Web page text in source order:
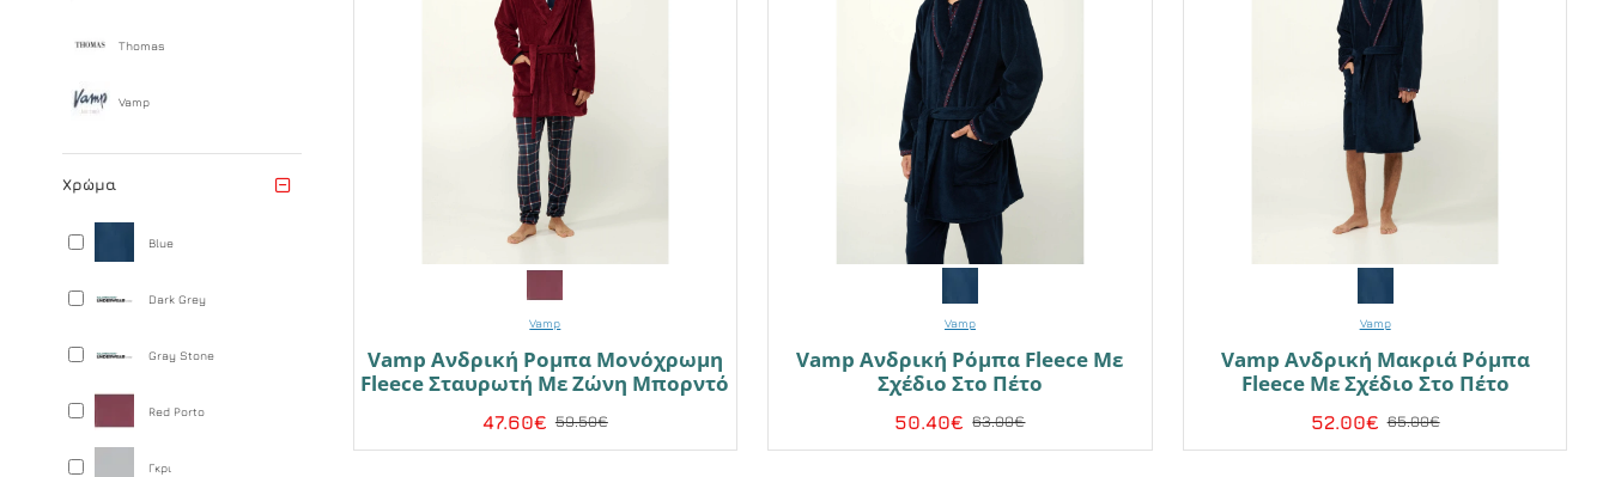
Thomas
Vamp
Χρώμα
Blue
Dark Grey
Gray Stone
Red Porto
Γκρι
Vamp
Vamp Ανδρική Ρομπα Μονόχρωμη
Fleece Σταυρωτή Με Ζώνη Μπορντό
47.60€ 59.50€
Vamp
Vamp Ανδρική Ρόμπα Fleece Με
Σχέδιο Στο Πέτο
50.40€ 63.00€
Vamp
Vamp Ανδρική Μακριά Ρόμπα
Fleece Με Σχέδιο Στο Πέτο
52.00€ 65.00€